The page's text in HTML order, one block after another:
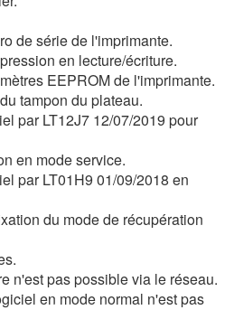
de série de l'imprimante.
en lecture/écriture.
EEPROM de l'imprimante.
tampon du plateau.
par LT12J7 12/07/2019 pour
en mode service.
par LT01H9 01/09/2018 en
du mode de récupération
n'est pas possible via le réseau.
en mode normal n'est pas